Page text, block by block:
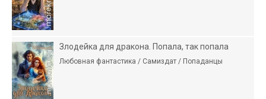
Злодейка для дракона. Попала, так попала
Любовная фантастика / Самиздат / Попаданцы